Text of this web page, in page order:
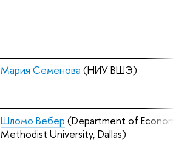
Мария Семенова (НИУ ВШЭ)
Шломо Вебер (Department of
Methodist University, Dallas)